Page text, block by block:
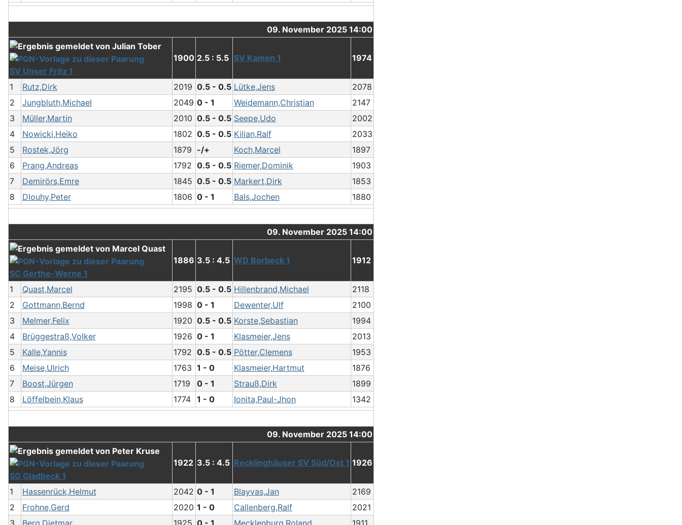
09. November 2025 14:00
SV Unser Fritz 1
1900 2.5 : 5.5 SV Kamen 1 1974
1 Rutz,Dirk 2019 0.5 - 0.5 Lütke,Jens
2078
2
Jungbluth,Michael 2049 0 - 1 Weidemann,Christian
2147
3
Müller,Martin 2010 0.5 - 0.5 Seepe,Udo
2002
4
Nowicki,Heiko 1802 0.5 - 0.5 Kilian,Ralf
2033
5
Rostek,Jörg 1879 -/+ Koch,Marcel
1897
6
Prang,Andreas 1792 0.5 - 0.5 Riemer,Dominik
1903
7
Demirörs,Emre 1845 0.5 - 0.5 Markert,Dirk
1853
8
Dlouhy,Peter 1806 0 - 1 Bals,Jochen 1880
09. November 2025 14:00
SC Gerthe-Werne 1
1886 3.5 : 4.5 WD Borbeck 1 1912
1 Quast,Marcel 2195 0.5 - 0.5 Hillenbrand,Michael
2118
2
Gottmann,Bernd 1998 0 - 1 Dewenter,Ulf
2100
3
Melmer,Felix 1920 0.5 - 0.5 Korste,Sebastian
1994
4
Brüggestraß,Volker 1926 0 - 1 Klasmeier,Jens
2013
5
Kalle,Yannis 1792 0.5 - 0.5 Pötter,Clemens
1953
6
Meise,Ulrich 1763 1 - 0 Klasmeier,Hartmut
1876
7
Boost,Jürgen 1719 0 - 1 Strauß,Dirk
1899
8
Löffelbein,Klaus 1774 1 - 0 Ionita,Paul-Jhon 1342
09. November 2025 14:00
SG Gladbeck 1
1922 3.5 : 4.5 Recklinghäuser SV Süd/Ost 1 1926
1 Hassenrück,Helmut 2042 0 - 1 Blayvas,Jan
2169
2
Frohne,Gerd 2020 1 - 0 Callenberg,Ralf
2021
3
Berg,Dietmar 1925 0 - 1 Mecklenburg,Roland 1911